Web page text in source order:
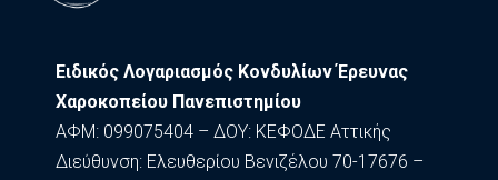
Ειδικός Λογαριασμός Κονδυλίων Έρευνας
Χαροκοπείου Πανεπιστημίου
ΑΦΜ: 099075404 – ΔΟΥ: ΚΕΦΟΔΕ Αττικής
Διεύθυνση: Ελευθερίου Βενιζέλου 70-17676 –